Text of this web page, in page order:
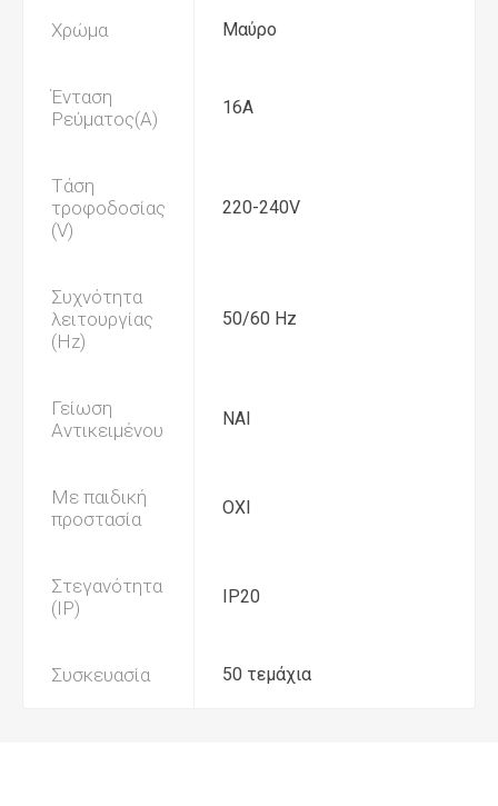
Χρώμα Μαύρο
Ένταση
Ρεύματος(Α)
16Α
Τάση
τροφοδοσίας
(V)
220-240V
Συχνότητα
λειτουργίας
(Hz)
50/60 Hz
Γείωση
Αντικειμένου
ΝΑΙ
Με παιδική
προστασία
ΟΧΙ
Στεγανότητα
(IP)
IP20
Συσκευασία 50 τεμάχια